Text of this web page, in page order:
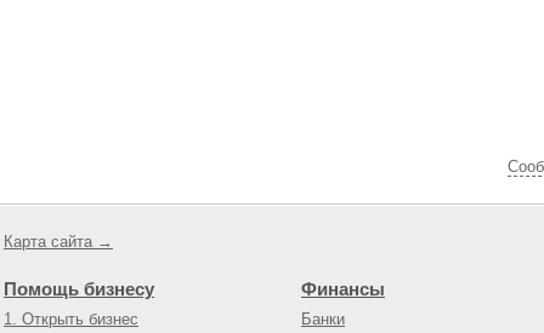
Карта сайта →
Помощь бизнесу
1. Открыть бизнес
Финансы
Банки